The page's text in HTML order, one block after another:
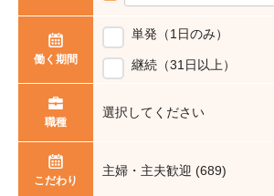
働く期間
単発（1日のみ）
継続（31日以上）
職種
選択してください
こだわり
主婦・主夫歓迎 (689)